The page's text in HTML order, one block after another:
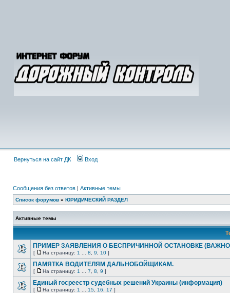
Вернуться на сайт ДК Вход
Сообщения без ответов | Активные темы
Список форумов » ЮРИДИЧЕСКИЙ РАЗДЕЛ
Активные темы
ПРИМЕР ЗАЯВЛЕНИЯ О БЕСПРИЧИННОЙ ОСТАНОВКЕ
[ На страницу: 1 8 9 10 ]
ПАМЯТКА ВОДИТЕЛЯМ ДАЛЬНОБОЙЩИКАМ.
[ На страницу: 1 7 8 9 ]
Единый госреестр судебных решений Украины (информация)
[ На страницу: 1 15 16 17 ]